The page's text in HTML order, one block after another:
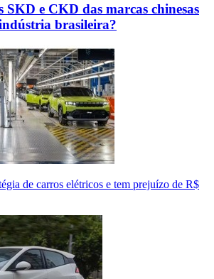
SKD e CKD das marcas chinesas
brasileira?
de carros elétricos e tem prejuízo de R$